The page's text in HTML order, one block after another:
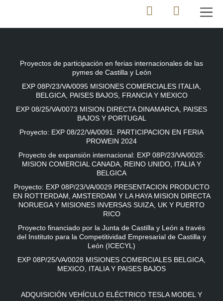
Proyectos de participación en ferias internacionales de las
pymes de Castilla y León
EXP 08P/23/VA/0095 MISIONES COMERCIALES ITALIA,
BELGICA, PAISES BAJOS, FRANCIA Y MEXICO
EXP 08/25/VA/0073 MISION DIRECTA DINAMARCA, PAISES
BAJOS Y PORTUGAL
Proyecto: EXP 08/22/VA/0091: PARTICIPACION EN FERIA
PROWEIN 2024
Proyecto de expansión internacional: EXP 08P/23/VA/0025:
MISION COMERCIAL CANADA, REINO UNIDO, ITALIA Y
BELGICA
Proyecto: EXP 08P/23/VA/0029 PRESENTACION PRODUCTO
EN ROTTERDAM, AMSTERDAM Y LA HAYA MISION DIRECTA
NORUEGA Y MISIONES INVERSAS SUIZA, UK Y PUERTO
RICO
Proyecto financiado por la Junta de Castilla y León a través
del Instituto para la Competitividad Empresarial de Castilla y
León (ICECYL)
EXP 08P/25/VA/0028 MISIONES COMERCIALES BELGICA,
MEXICO, ITALIA Y PAISES BAJOS
ADQUISICIÓN VEHÍCULO ELÉCTRICO TESLA MODEL Y